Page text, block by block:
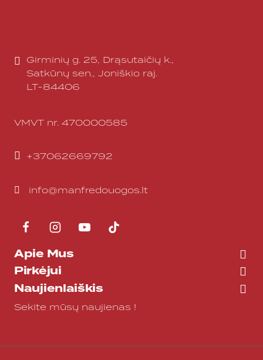
Girminių g. 25, Drąsutaičių k.,
Satkūnų sen., Joniškio raj.
LT-84406
VMVT nr. 470000585
+37062669792
info@manfredouogos.lt
Apie Mus
Pirkėjui
Naujienlaiškis
Sekite mūsų naujienas !